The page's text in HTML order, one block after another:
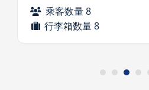
乘客数量 8
行李箱数量 8